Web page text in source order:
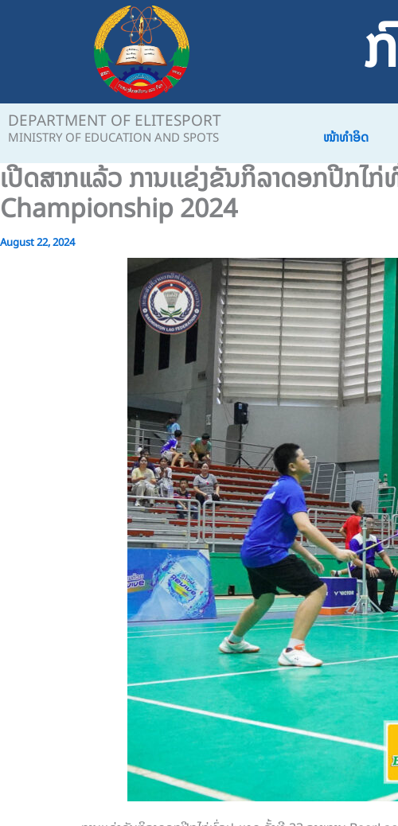
DEPARTMENT OF ELITESPORT
MINISTRY OF EDUCATION AND SPOTS ໜ້າທຳອິດ
ເປີດສາກແລ້ວ ການເເຂ່ງຂັນກິລາດອກປີກ
Championship 2024
August 22, 2024